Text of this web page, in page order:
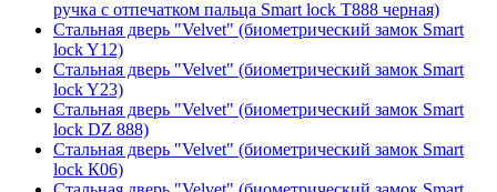
ручка с отпечатком пальца Smart lock T888 черная)
Стальная дверь "Velvet" (биометрический замок Smart
lock Y12)
Стальная дверь "Velvet" (биометрический замок Smart
lock Y23)
Стальная дверь "Velvet" (биометрический замок Smart
lock DZ 888)
Стальная дверь "Velvet" (биометрический замок Smart
lock К06)